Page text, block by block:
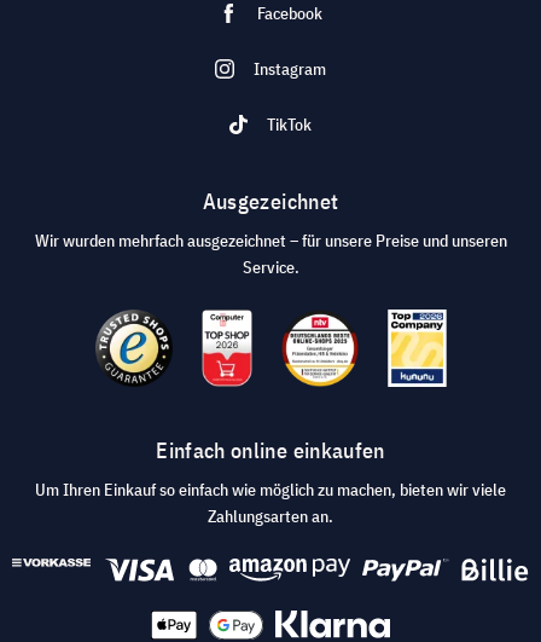
Facebook
Instagram
TikTok
Ausgezeichnet
Wir wurden mehrfach ausgezeichnet – für unsere Preise und unseren
Service.
Einfach online einkaufen
Um Ihren Einkauf so einfach wie möglich zu machen, bieten wir viele
Zahlungsarten an.